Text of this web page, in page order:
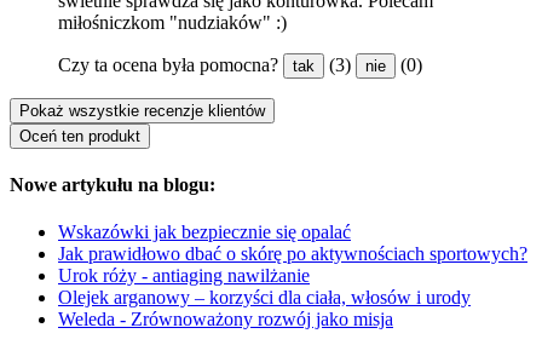
miłośniczkom "nudziaków" :)
Czy ta ocena była pomocna? tak (3) nie (0)
Pokaż wszystkie recenzje klientów
Oceń ten produkt
Nowe artykułu na blogu:
Wskazówki jak bezpiecznie się opalać
Jak prawidłowo dbać o skórę po aktywnościach sportowych?
Urok róży - antiaging nawilżanie
Olejek arganowy – korzyści dla ciała, włosów i urody
Weleda - Zrównoważony rozwój jako misja